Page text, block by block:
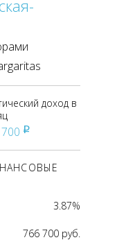
доход в
pуб
3.87%
766 700 руб.